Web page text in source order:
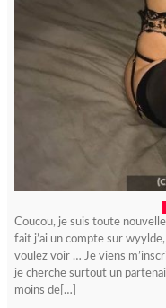
Coucou, je suis toute
fait j’ai un compte sur
voulez voir … Je viens
je cherche surtout un
moins de[…]